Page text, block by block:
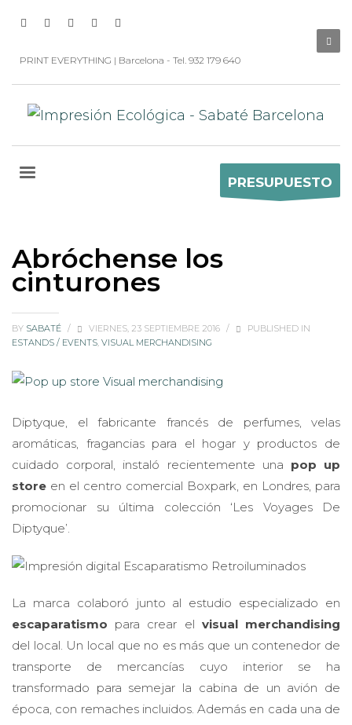
PRINT EVERYTHING | Barcelona - Tel. 932 179 640
PRESUPUESTO
Abróchense los
cinturones
BY SABATÉ / VIERNES, 23 SEPTIEMBRE 2016 /
PUBLISHED IN
ESTANDS / EVENTS, VISUAL MERCHANDISING
Diptyque, el fabricante francés de perfumes, velas
aromáticas, fragancias para el hogar y productos de
cuidado corporal, instaló recientemente una pop up
store en el centro comercial Boxpark, en Londres, para
promocionar su última colección ‘Les Voyages De
Diptyque’.
La marca colaboró junto al estudio especializado en
escaparatismo para crear el visual merchandising
del local. Un local que no es más que un contenedor de
transporte de mercancías cuyo interior se ha
transformado para semejar la cabina de un avión de
época, con remaches incluidos. Además en cada una de